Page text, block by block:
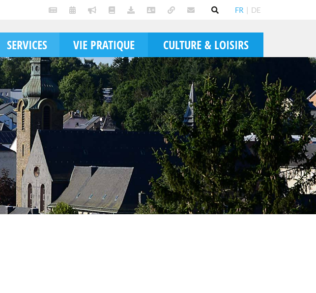
FR | DE
SERVICES VIE PRATIQUE CULTURE & LOISIRS